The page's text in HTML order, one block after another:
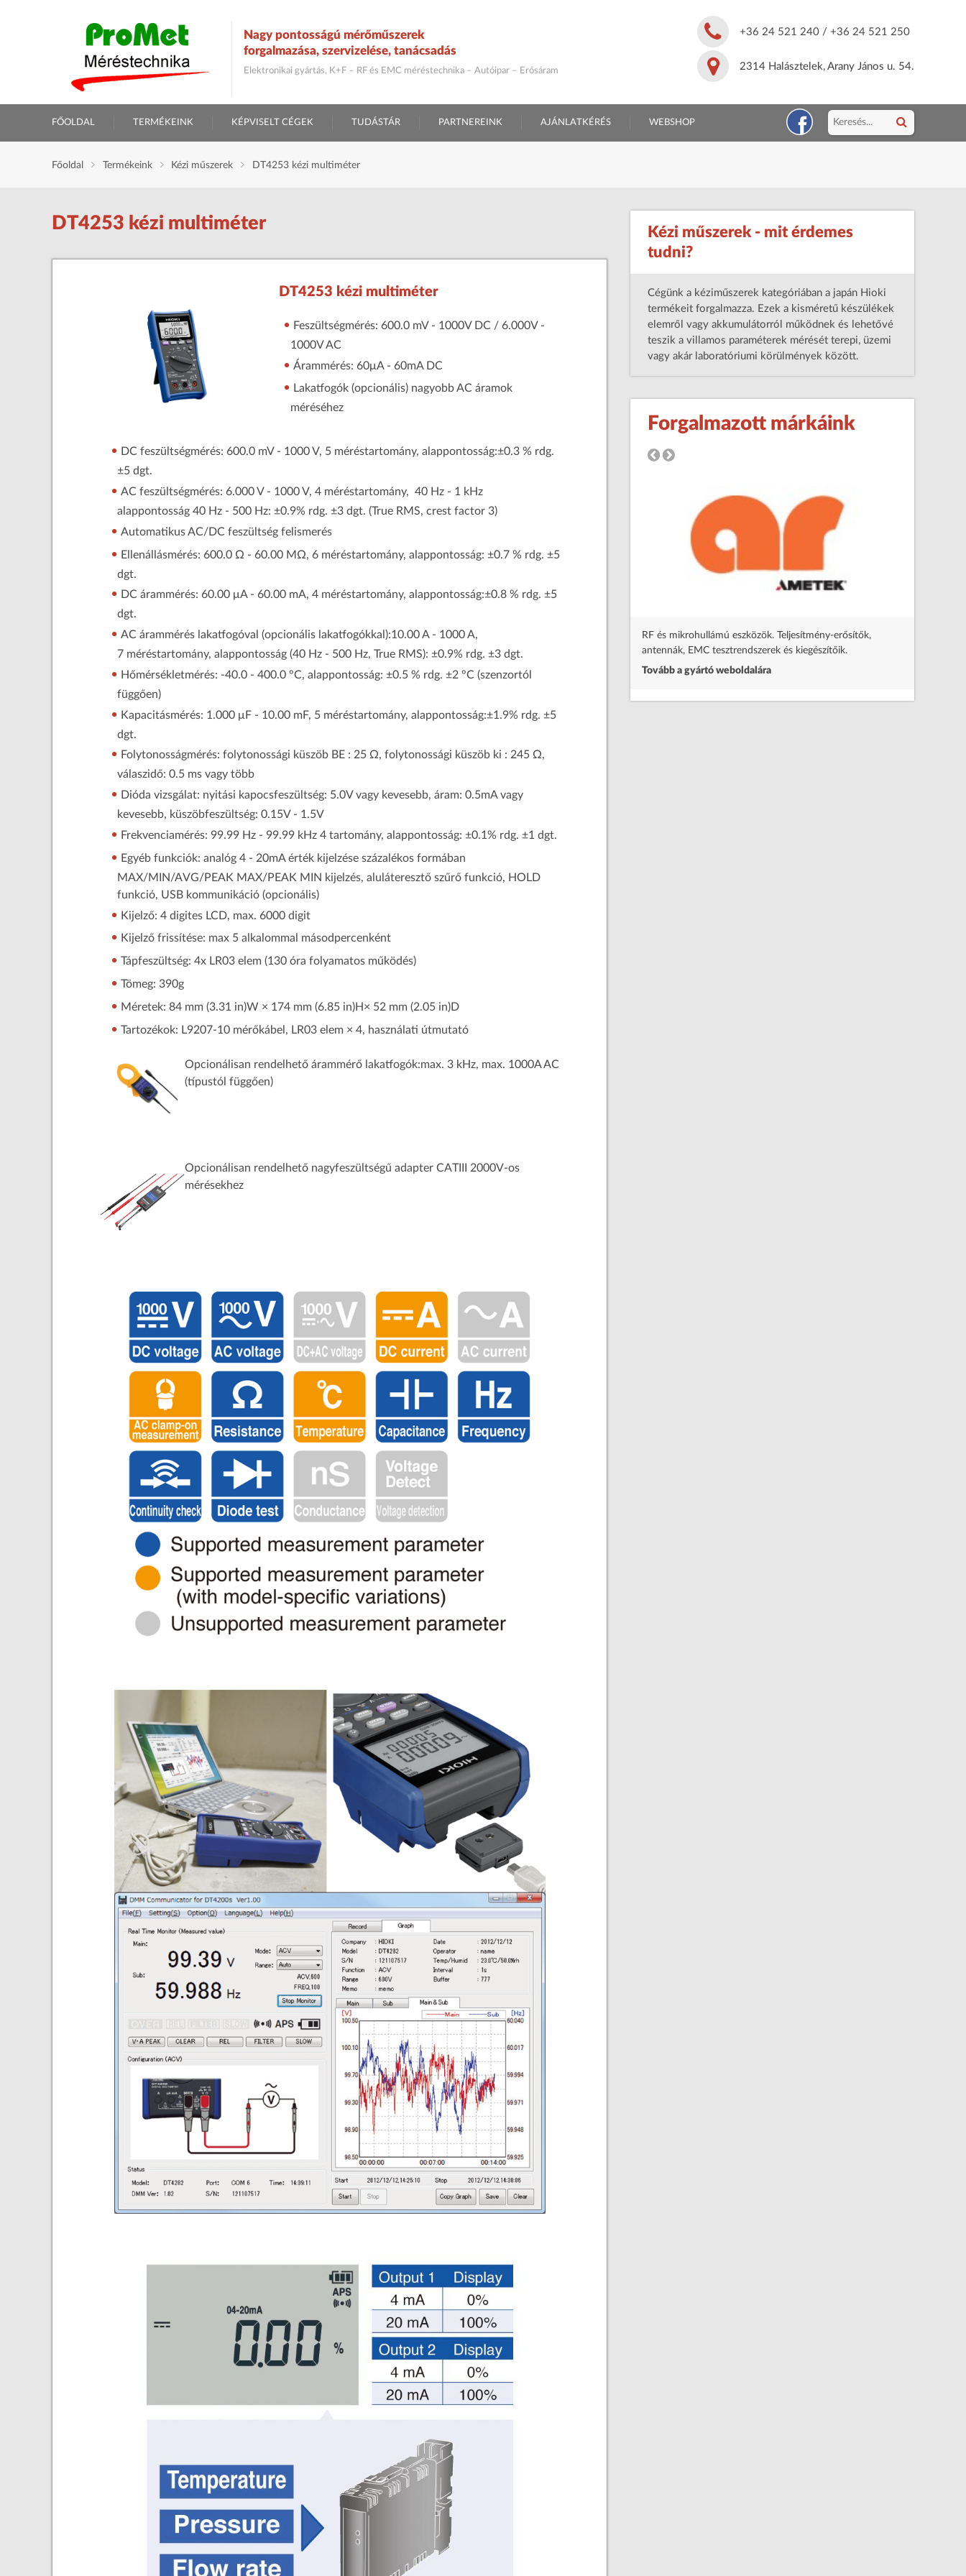
Nagy pontosságú mérőműszerek
forgalmazása, szervizelése, tanácsadás
Elektronikai gyártás, K+F – RF és EMC méréstechnika – Autóipar – Erősáram
+36 24 521 240 / +36 24 521 250
2314 Halásztelek, Arany János u. 54.
FŐOLDAL TERMÉKEINK KÉPVISELT CÉGEK TUDÁSTÁR PARTNEREINK AJÁNLATKÉRÉS WEBSHOP
Főoldal Termékeink Kézi műszerek DT4253 kézi multiméter
DT4253 kézi multiméter
DT4253 kézi multiméter
Feszültségmérés: 600.0 mV - 1000V DC / 6.000V -
1000V AC
Árammérés: 60μA - 60mA DC
Lakatfogók (opcionális) nagyobb AC áramok
méréséhez
DC feszültségmérés: 600.0 mV - 1000 V, 5 méréstartomány, alappontosság:±0.3 % rdg.
±5 dgt.
AC feszültségmérés: 6.000 V - 1000 V, 4 méréstartomány, 40 Hz - 1 kHz
alappontosság 40 Hz - 500 Hz: ±0.9% rdg. ±3 dgt. (True RMS, crest factor 3)
Automatikus AC/DC feszültség felismerés
Ellenállásmérés: 600.0 Ω - 60.00 MΩ, 6 méréstartomány, alappontosság: ±0.7 % rdg. ±5
dgt.
DC árammérés: 60.00 μA - 60.00 mA, 4 méréstartomány, alappontosság:±0.8 % rdg. ±5
dgt.
AC árammérés lakatfogóval (opcionális lakatfogókkal):10.00 A - 1000 A,
7 méréstartomány, alappontosság (40 Hz - 500 Hz, True RMS): ±0.9% rdg. ±3 dgt.
Hőmérsékletmérés: -40.0 - 400.0 °C, alappontosság: ±0.5 % rdg. ±2 °C (szenzortól
függően)
Kapacitásmérés: 1.000 μF - 10.00 mF, 5 méréstartomány, alappontosság:±1.9% rdg. ±5
dgt.
Folytonosságmérés: folytonossági küszöb BE : 25 Ω, folytonossági küszöb ki : 245 Ω,
válaszidő: 0.5 ms vagy több
Dióda vizsgálat: nyitási kapocsfeszültség: 5.0V vagy kevesebb, áram: 0.5mA vagy
kevesebb, küszöbfeszültség: 0.15V - 1.5V
Frekvenciamérés: 99.99 Hz - 99.99 kHz 4 tartomány, alappontosság: ±0.1% rdg. ±1 dgt.
Egyéb funkciók: analóg 4 - 20mA érték kijelzése százalékos formában
MAX/MIN/AVG/PEAK MAX/PEAK MIN kijelzés, aluláteresztő szűrő funkció, HOLD
funkció, USB kommunikáció (opcionális)
Kijelző: 4 digites LCD, max. 6000 digit
Kijelző frissítése: max 5 alkalommal másodpercenként
Tápfeszültség: 4x LR03 elem (130 óra folyamatos működés)
Tömeg: 390g
Méretek: 84 mm (3.31 in)W × 174 mm (6.85 in)H× 52 mm (2.05 in)D
Tartozékok: L9207-10 mérőkábel, LR03 elem × 4, használati útmutató
Opcionálisan rendelhető árammérő lakatfogók:max. 3 kHz, max. 1000A AC
(típustól függően)
Opcionálisan rendelhető nagyfeszültségű adapter CATIII 2000V-os
mérésekhez
Kézi műszerek - mit érdemes
tudni?
Cégünk a kéziműszerek kategóriában a japán Hioki
termékeit forgalmazza. Ezek a kisméretű készülékek
elemről vagy akkumulátorról működnek és lehetővé
teszik a villamos paraméterek mérését terepi, üzemi
vagy akár laboratóriumi körülmények között.
Forgalmazott márkáink
40GHz) mágneses és elektromos terek méréséhez, személyi
RF és mikrohullámú eszközök. Teljesítmény-erősítők,
antennák, EMC tesztrendszerek és kiegészítőik.
Tovább a gyártó weboldalára